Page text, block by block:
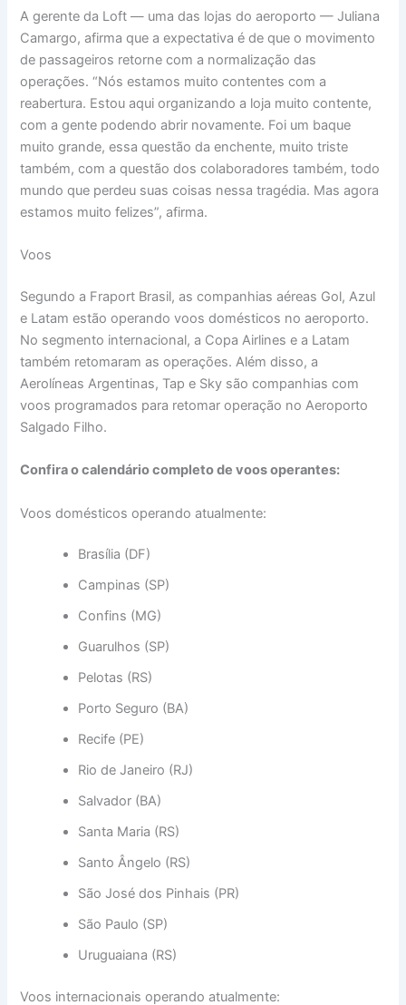
A gerente da Loft — uma das lojas do aeroporto — Juliana
Camargo, afirma que a expectativa é de que o movimento
de passageiros retorne com a normalização das
operações. “Nós estamos muito contentes com a
reabertura. Estou aqui organizando a loja muito contente,
com a gente podendo abrir novamente. Foi um baque
muito grande, essa questão da enchente, muito triste
também, com a questão dos colaboradores também, todo
mundo que perdeu suas coisas nessa tragédia. Mas agora
estamos muito felizes”, afirma.
Voos
Segundo a Fraport Brasil, as companhias aéreas Gol, Azul
e Latam estão operando voos domésticos no aeroporto.
No segmento internacional, a Copa Airlines e a Latam
também retomaram as operações. Além disso, a
Aerolíneas Argentinas, Tap e Sky são companhias com
voos programados para retomar operação no Aeroporto
Salgado Filho.
Confira o calendário completo de voos operantes:
Voos domésticos operando atualmente:
Brasília (DF)
Campinas (SP)
Confins (MG)
Guarulhos (SP)
Pelotas (RS)
Porto Seguro (BA)
Recife (PE)
Rio de Janeiro (RJ)
Salvador (BA)
Santa Maria (RS)
Santo Ângelo (RS)
São José dos Pinhais (PR)
São Paulo (SP)
Uruguaiana (RS)
Voos internacionais operando atualmente: